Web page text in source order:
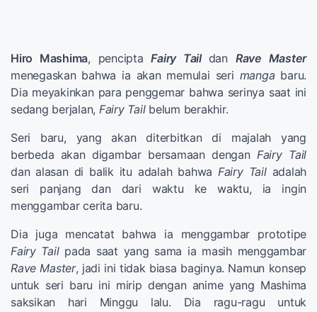
Hiro Mashima, penciptaFairy Tail dan Rave Master
menegaskan bahwa ia akan memulai seri manga baru.
Dia meyakinkan para penggemar bahwa serinya saat ini
sedang berjalan, Fairy Tailbelum berakhir.
Seri baru, yang akan diterbitkan di majalah yang
berbeda akan digambar bersamaan dengan Fairy Tail
dan alasan di balik itu adalah bahwa Fairy Tailadalah
seri panjang dan dari waktu ke waktu, ia ingin
menggambar cerita baru.
Dia juga mencatat bahwa ia menggambar prototipe
Fairy Tailpada saat yang sama ia masih menggambar
Rave Master, jadi ini tidak biasa baginya. Namun konsep
untuk seri baru ini mirip dengan anime yang Mashima
saksikan hari Minggu lalu. Dia ragu-ragu untuk